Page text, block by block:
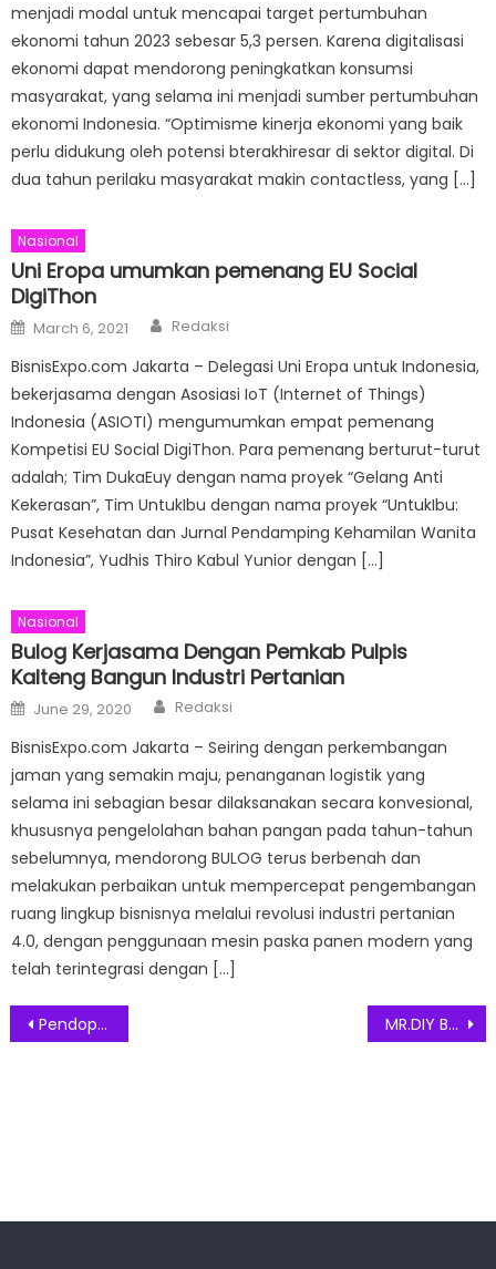
menjadi modal untuk mencapai target pertumbuhan
ekonomi tahun 2023 sebesar 5,3 persen. Karena digitalisasi
ekonomi dapat mendorong peningkatkan konsumsi
masyarakat, yang selama ini menjadi sumber pertumbuhan
ekonomi Indonesia. “Optimisme kinerja ekonomi yang baik
perlu didukung oleh potensi bterakhiresar di sektor digital. Di
dua tahun perilaku masyarakat makin contactless, yang […]
Nasional
Uni Eropa umumkan pemenang EU Social
DigiThon
Posted
on
March 6, 2021 Author
Redaksi
BisnisExpo.com Jakarta – Delegasi Uni Eropa untuk Indonesia,
bekerjasama dengan Asosiasi IoT (Internet of Things)
Indonesia (ASIOTI) mengumumkan empat pemenang
Kompetisi EU Social DigiThon. Para pemenang berturut-turut
adalah; Tim DukaEuy dengan nama proyek “Gelang Anti
Kekerasan”, Tim UntukIbu dengan nama proyek “UntukIbu:
Pusat Kesehatan dan Jurnal Pendamping Kehamilan Wanita
Indonesia”, Yudhis Thiro Kabul Yunior dengan […]
Nasional
Bulog Kerjasama Dengan Pemkab Pulpis
Kalteng Bangun Industri Pertanian
Posted
on
June 29, 2020 Author
Redaksi
BisnisExpo.com Jakarta – Seiring dengan perkembangan
jaman yang semakin maju, penanganan logistik yang
selama ini sebagian besar dilaksanakan secara konvesional,
khususnya pengelolahan bahan pangan pada tahun-tahun
sebelumnya, mendorong BULOG terus berbenah dan
melakukan perbaikan untuk mempercepat pengembangan
ruang lingkup bisnisnya melalui revolusi industri pertanian
4.0, dengan penggunaan mesin paska panen modern yang
telah terintegrasi dengan […]
Post
Pendopo Tampilkan Pencak Warna Betawi di Indonesia Fashion Week 2024 MR.DIY Bagikan Inspirasi Pengalaman Mudik Nyaman dan Sehat